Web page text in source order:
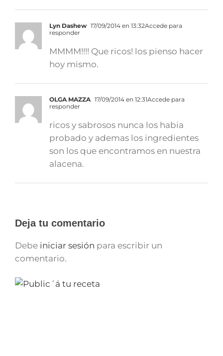
Lyn Dashew 17/09/2014 en 13:32Accede para
responder
MMMM!!!! Que ricos! los pienso hacer
hoy mismo.
OLGA MAZZA 17/09/2014 en 12:31Accede para
responder
ricos y sabrosos nunca los habia
probado y ademas los ingredientes
son los que encontramos en nuestra
alacena.
Deja tu comentario
Debe iniciar sesión para escribir un
comentario.